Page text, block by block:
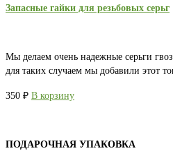
Запасные гайки для резьбовых серьг
Мы делаем очень надежные серьги
для таких случаем мы добавили этот
350 ₽ В корзину
ПОДАРОЧНАЯ УПАКОВКА